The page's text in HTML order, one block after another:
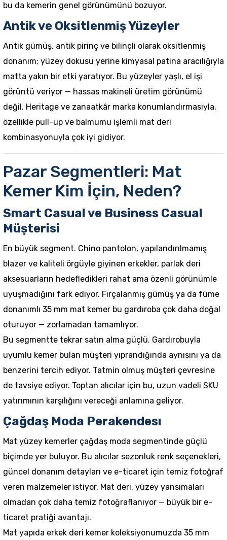
bu da kemerin genel görünümünü bozuyor.
Antik ve Oksitlenmiş Yüzeyler
Antik gümüş, antik pirinç ve bilinçli olarak oksitlenmiş
donanım; yüzey dokusu yerine kimyasal patina aracılığıyla
matta yakın bir etki yaratıyor. Bu yüzeyler yaşlı, el işi
görüntü veriyor — hassas makineli üretim görünümü
değil. Heritage ve zanaatkâr marka konumlandırmasıyla,
özellikle pull-up ve balmumu işlemli mat deri
kombinasyonuyla çok iyi gidiyor.
Pazar Segmentleri: Mat
Kemer Kim İçin, Neden?
Smart Casual ve Business Casual
Müşterisi
En büyük segment. Chino pantolon, yapılandırılmamış
blazer ve kaliteli örgüyle giyinen erkekler, parlak deri
aksesuarların hedefledikleri rahat ama özenli görünümle
uyuşmadığını fark ediyor. Fırçalanmış gümüş ya da füme
donanımlı 35 mm mat kemer bu gardıroba çok daha doğal
oturuyor — zorlamadan tamamlıyor.
Bu segmentte tekrar satın alma güçlü. Gardırobuyla
uyumlu kemer bulan müşteri yıprandığında aynısını ya da
benzerini tercih ediyor. Tatmin olmuş müşteri çevresine
de tavsiye ediyor. Toptan alıcılar için bu, uzun vadeli SKU
yatırımının karşılığını vereceği anlamına geliyor.
Çağdaş Moda Perakendesı
Mat yüzey kemerler çağdaş moda segmentinde güçlü
biçimde yer buluyor. Bu alıcılar sezonluk renk seçenekleri,
güncel donanım detayları ve e-ticaret için temiz fotoğraf
veren malzemeler istiyor. Mat deri, yüzey yansımaları
olmadan çok daha temiz fotoğraflanıyor — büyük bir e-
ticaret pratiği avantajı.
Mat yapıda erkek deri kemer koleksiyonumuzda 35 mm